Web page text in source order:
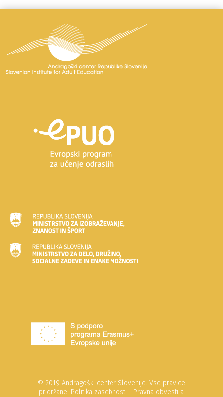
© 2019 Andragoški center Slovenije. Vse pravice
pridržane. Politika zasebnosti
Pravna obvestila